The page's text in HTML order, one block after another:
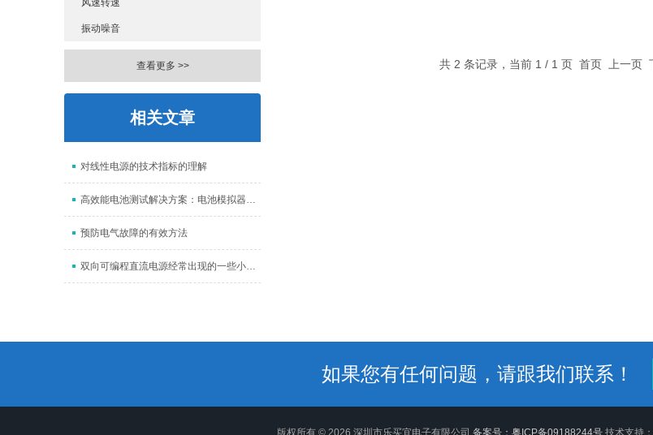
风速转速
振动噪音
查看更多 >>
相关文章
对线性电源的技术指标的理解
高效能电池测试解决方案：电池模拟器技术前沿
预防电气故障的有效方法
双向可编程直流电源经常出现的一些小错误
共 2 条记录，当前 1 / 1 页 首页 上一页
如果您有任何问题，请跟我们联系！
版权所有 © 2026 深圳市乐买宜电子有限公司 备案号：粤ICP备09188244号技术支持：